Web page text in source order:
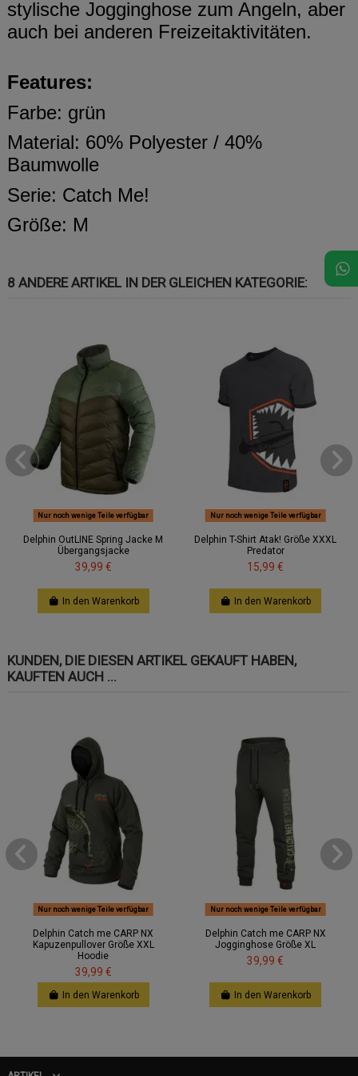
stylische Jogginghose zum Angeln, aber
auch bei anderen Freizeitaktivitäten.
Features:
Farbe: grün
Material: 60% Polyester / 40%
Baumwolle
Serie: Catch Me!
Größe: M
8 ANDERE ARTIKEL IN DER GLEICHEN KATEGORIE:
Nur noch wenige Teile verfügbar
Delphin OutLINE Spring Jacke M
Übergangsjacke
39,99 €
In den Warenkorb
Nur noch wenige Teile verfügbar
Delphin T-Shirt Atak! Größe XXXL
Predator
15,99 €
In den Warenkorb
KUNDEN, DIE DIESEN ARTIKEL GEKAUFT HABEN,
KAUFTEN AUCH ...
Nur noch wenige Teile verfügbar
Delphin Catch me CARP NX
Kapuzenpullover Größe XXL
Hoodie
39,99 €
In den Warenkorb
Nur noch wenige Teile verfügbar
Delphin Catch me CARP NX
Jogginghose Größe XL
39,99 €
In den Warenkorb